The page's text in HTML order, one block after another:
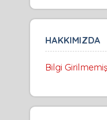
HAKKIMIZDA
Bilgi